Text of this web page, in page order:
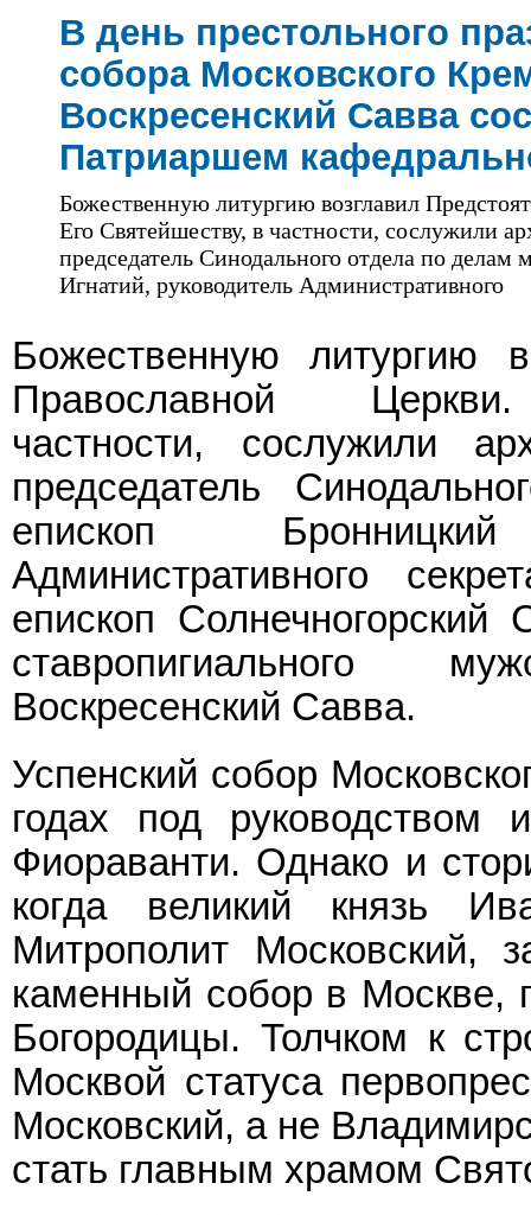
В день престольного
собора Московского
Воскресенский Савва
Патриаршем
Божественную литургию возглавил
Его Святейшеству, в частности, сослужили
председатель Синодального отдела по
Игнатий, руководитель Административного
Божественную литургию
Православной
частности, сослужили
председатель
епископ
Административного
епископ Солнечногорский
ставропигиального
Воскресенский Савва.
Успенский собор
годах под руководством
Фиораванти. Однако и
когда великий князь
Митрополит Московский,
каменный собор в Москве,
Богородицы. Толчком к
Москвой статуса
Московский, а не
стать главным храмом